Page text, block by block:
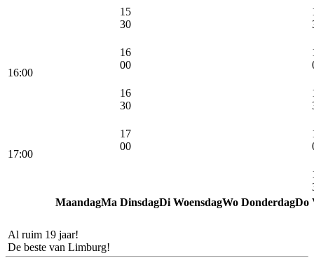
15
30
16:00
16
00
16
30
17:00
17
00
MaandagMa DinsdagDi WoensdagWo DonderdagDo
Al ruim 19 jaar!
De beste van Limburg!